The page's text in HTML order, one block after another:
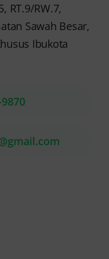
RT.9/RW.7,
Sawah Besar,
Ibukota